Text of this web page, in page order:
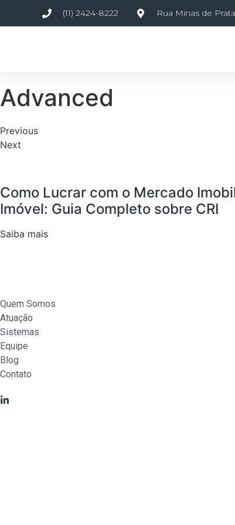
(11) 2424-8222 Rua Minas de
Advanced
Previous
Next
Como Lucrar com o Mercado
Imóvel: Guia Completo sobre CRI
Saiba mais
Quem Somos
Atuação
Sistemas
Equipe
Blog
Contato